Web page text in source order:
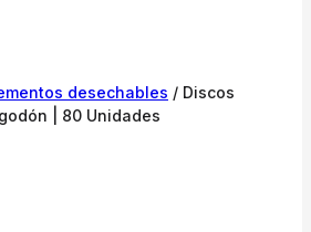
desechables / Discos
| 80 Unidades